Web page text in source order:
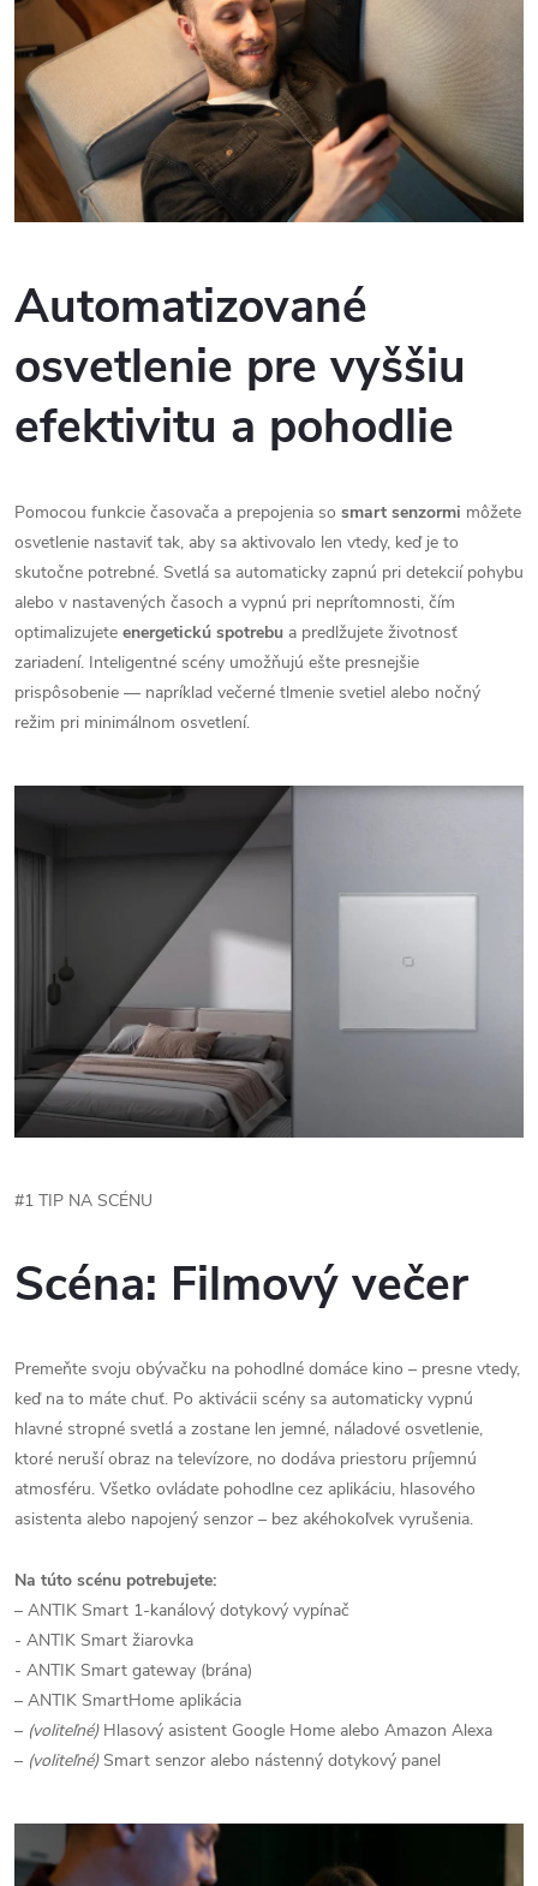
Automatizované
osvetlenie pre vyššiu
efektivitu a pohodlie
Pomocou funkcie časovača a prepojenia so smart senzormi môžete
osvetlenie nastaviť tak, aby sa aktivovalo len vtedy, keď je to
skutočne potrebné. Svetlá sa automaticky zapnú pri detekcií pohybu
alebo v nastavených časoch a vypnú pri neprítomnosti, čím
optimalizujete energetickú spotrebu a predlžujete životnosť
zariadení. Inteligentné scény umožňujú ešte presnejšie
prispôsobenie — napríklad večerné tlmenie svetiel alebo nočný
režim pri minimálnom osvetlení.
#1 TIP NA SCÉNU
Scéna: Filmový večer
Premeňte svoju obývačku na pohodlné domáce kino – presne vtedy,
keď na to máte chuť. Po aktivácii scény sa automaticky vypnú
hlavné stropné svetlá a zostane len jemné, náladové osvetlenie,
ktoré neruší obraz na televízore, no dodáva priestoru príjemnú
atmosféru. Všetko ovládate pohodlne cez aplikáciu, hlasového
asistenta alebo napojený senzor – bez akéhokoľvek vyrušenia.
Na túto scénu potrebujete:
– ANTIK Smart 1-kanálový dotykový vypínač
- ANTIK Smart žiarovka
- ANTIK Smart gateway (brána)
– ANTIK SmartHome aplikácia
– (voliteľné) Hlasový asistent Google Home alebo Amazon Alexa
– (voliteľné) Smart senzor alebo nástenný dotykový panel